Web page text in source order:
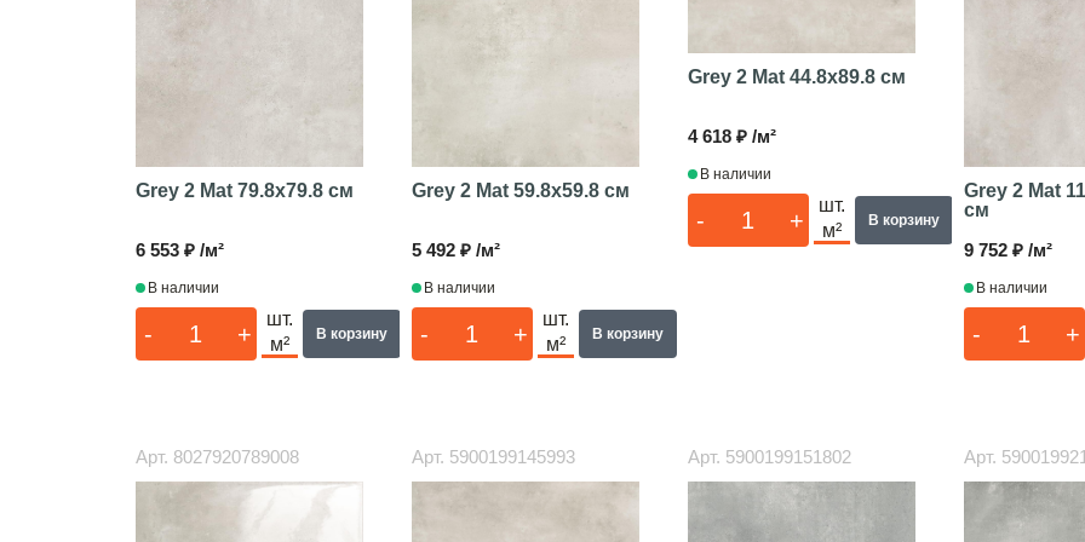
Grey 2 Mat 79.8x79.8 см
6 553 ₽ /м²
В наличии
- +
шт.
м²
В корзину
Grey 2 Mat 59.8x59.8 см
5 492 ₽ /м²
В наличии
- +
шт.
м²
В корзину
Grey 2 Mat 44.8x89.8 см
4 618 ₽ /м²
В наличии
- +
шт.
м²
В корзину
Grey 2 Mat
см
9 752 ₽ /м²
В наличии
- +
Арт. 8027920789008 Арт. 5900199145993 Арт. 5900199151802 Арт.